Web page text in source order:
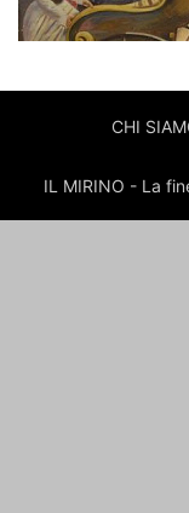
CHI
IL MIRINO - La